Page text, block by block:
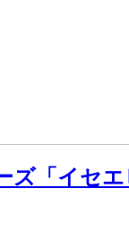
ズ「イセ